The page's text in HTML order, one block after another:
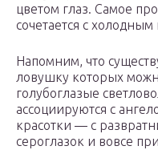
цветом глаз. Самое
сочетается с
Напомним, что
ловушку которых
голубоглазые
ассоциируются с
красотки — с
сероглазок и вовсе